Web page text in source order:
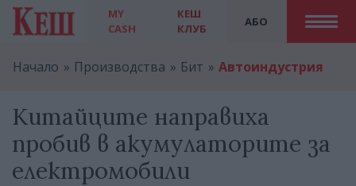
MY
CASH
АБО
КЕШ
КЛУБ
Начало Производства Бит Автоиндустрия
Китайците направиха
пробив в акумулаторите за
електромобили